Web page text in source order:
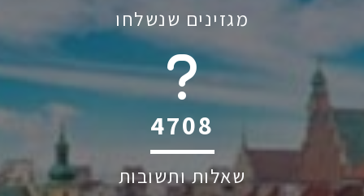
מגזינים שנשלחו
6045
שאלות ותשובות